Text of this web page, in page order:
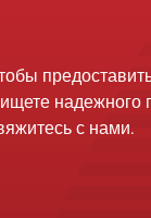
надежного
с нами.